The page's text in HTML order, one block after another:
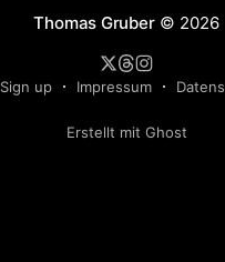
Thomas Gruber© 2026
Sign up Impressum
Erstellt mit Ghost